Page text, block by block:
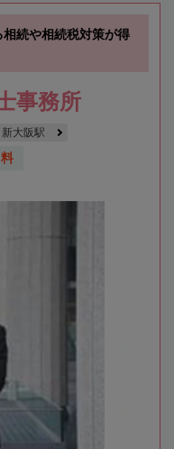
相続や相続税対策が得
事務所
新大阪駅